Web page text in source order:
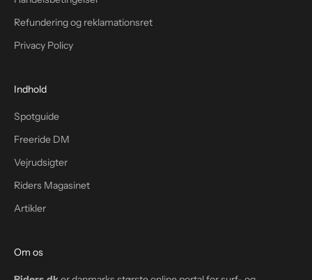
Refundering og reklamationsret
Privacy Policy
Indhold
Spotguide
Freeride DM
Vejrudsigter
Riders Magasinet
Artikler
Om os